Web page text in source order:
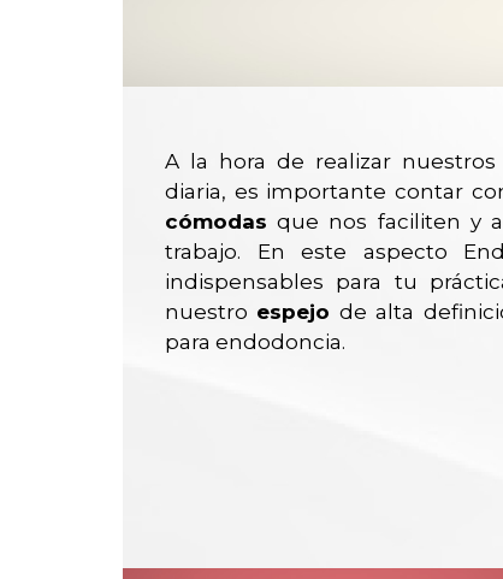
A la hora de realizar
diaria, es importante contar
cómodas que nos faciliten y
trabajo. En este aspecto
indispensables para tu
nuestro espejo de alta
para endodoncia.